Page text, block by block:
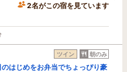
2名がこの宿を見ています
ツイン 朝のみ
はじめをお弁当でちょっぴり豪